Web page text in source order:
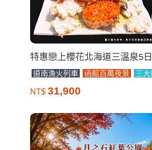
特惠戀上櫻花北海道三溫泉5日
道南漁火列車 函館百萬夜景 三
NT$ 31,900